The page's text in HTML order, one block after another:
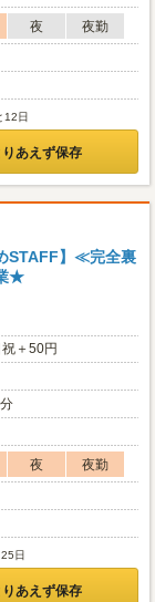
夜
夜勤
12日
りあえず保存
STAFF】≪完全裏
★
＋50円
夜
夜勤
日
りあえず保存